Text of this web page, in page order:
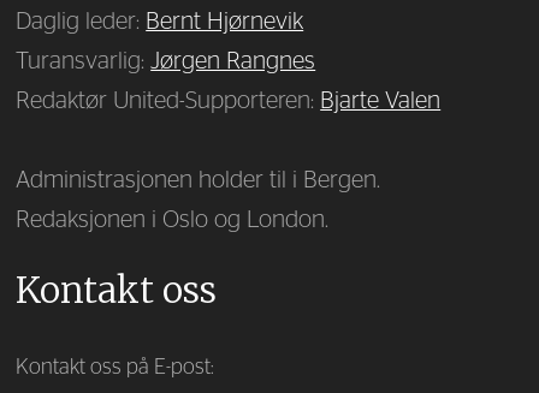
Daglig leder: Bernt Hjørnevik
Turansvarlig:Jørgen Rangnes
Redaktør United-Supporteren: Bjarte Valen
Administrasjonen holder til i Bergen.
Redaksjonen i Oslo og London.
Kontakt oss
Kontakt oss på E-post: